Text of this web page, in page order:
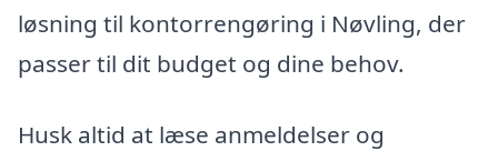
løsning til kontorrengøring i Nøvling, der
passer til dit budget og dine behov.
Husk altid at læse anmeldelser og